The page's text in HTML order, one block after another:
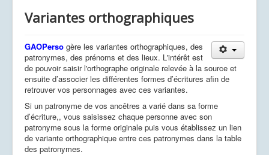
Variantes orthographiques
GAOPerso gère les variantes orthographiques, des
patronymes, des prénoms et des lieux. L'intérêt est
de pouvoir saisir l'orthographe originale relevée à la source et
ensuite d’associer les différentes formes d’écritures afin de
retrouver vos personnages avec ces variantes.
Si un patronyme de vos ancêtres a varié dans sa forme
d’écriture,, vous saisissez chaque personne avec son
patronyme sous la forme originale puis vous établissez un lien
de variante orthographique entre ces patronymes dans la table
des patronymes.